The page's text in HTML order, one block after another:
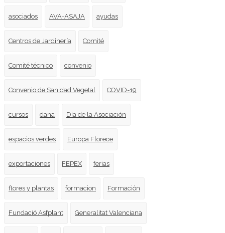
asociados AVA-ASAJA ayudas
Centros de Jardinería Comité
Comité técnico convenio
Convenio de Sanidad Vegetal COVID-19
cursos dana Día de la Asociación
espacios verdes Europa Florece
exportaciones FEPEX ferias
flores y plantas formacion Formación
Fundació Asfplant Generalitat Valenciana